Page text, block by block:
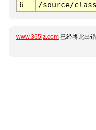
6
/source/
www.365jz.com 已经将此出